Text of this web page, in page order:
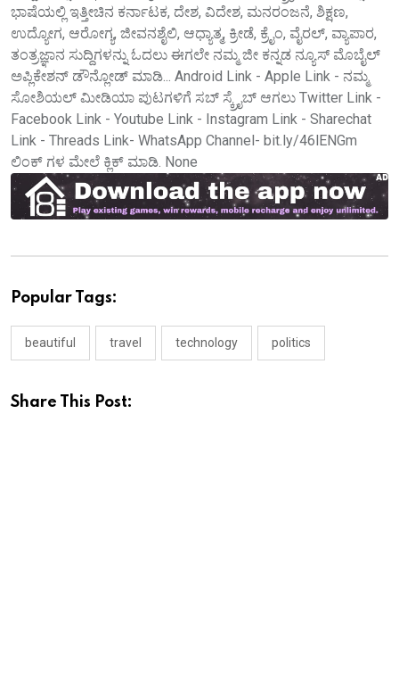
ಭಾಷೆಯಲ್ಲಿ ಇತ್ತೀಚಿನ ಕರ್ನಾಟಕ, ದೇಶ, ವಿದೇಶ, ಮನರಂಜನೆ, ಶಿಕ್ಷಣ,
ಉದ್ಯೋಗ, ಆರೋಗ್ಯ, ಜೀವನಶೈಲಿ, ಆಧ್ಯಾತ್ಮ, ಕ್ರೀಡೆ, ಕ್ರೈಂ, ವೈರಲ್, ವ್ಯಾಪಾರ,
ತಂತ್ರಜ್ಞಾನ ಸುದ್ದಿಗಳನ್ನು ಓದಲು ಈಗಲೇ ನಮ್ಮ ಜೀ ಕನ್ನಡ ನ್ಯೂಸ್ ಮೊಬೈಲ್
ಅಪ್ಲಿಕೇಶನ್ ಡೌನ್ಲೋಡ್ ಮಾಡಿ... Android Link - Apple Link - ನಮ್ಮ
ಸೋಶಿಯಲ್ ಮೀಡಿಯಾ ಪುಟಗಳಿಗೆ ಸಬ್ ಸ್ಕ್ರೈಬ್ ಆಗಲು Twitter Link -
Facebook Link - Youtube Link - Instagram Link - Sharechat
Link - Threads Link- WhatsApp Channel- bit.ly/46lENGm
ಲಿಂಕ್ ಗಳ ಮೇಲೆ ಕ್ಲಿಕ್ ಮಾಡಿ. None
Popular Tags:
beautiful travel technology politics
Share This Post: